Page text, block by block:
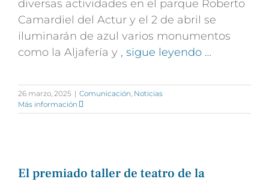
diversas actividades en el parque Roberto
Camardiel del Actur y el 2 de abril se
iluminarán de azul varios monumentos
como la Aljafería y , sigue leyendo …
26 marzo, 2025 | Comunicación Noticias
Más información
El premiado taller de teatro de la